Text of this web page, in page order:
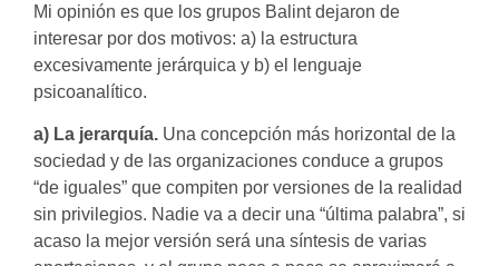
Mi opinión es que los grupos Balint dejaron de
interesar por dos motivos: a) la estructura
excesivamente jerárquica y b) el lenguaje
psicoanalítico.
a) La jerarquía. Una concepción más horizontal de la
sociedad y de las organizaciones conduce a grupos
“de iguales” que compiten por versiones de la realidad
sin privilegios. Nadie va a decir una “última palabra”, si
acaso la mejor versión será una síntesis de varias